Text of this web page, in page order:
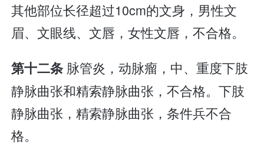
其他部位长径超过10cm的文身，男性文
眉、文眼线、文唇，女性文唇，不合格。
第十二条 脉管炎，动脉瘤，中、重度下肢
静脉曲张和精索静脉曲张，不合格。下肢
静脉曲张，精索静脉曲张，条件兵不合
格。